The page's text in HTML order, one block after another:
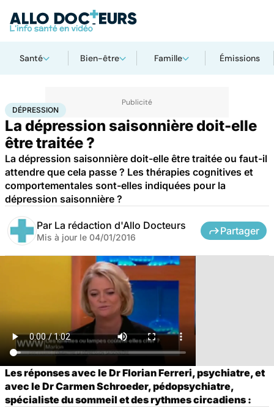
Santé Bien-être Famille Émissions
AccueilSantéDépression
DÉPRESSION
La dépression saisonnière doit-elle
être traitée ?
La dépression saisonnière doit-elle être traitée ou faut-il
attendre que cela passe ? Les thérapies cognitives et
comportementales sont-elles indiquées pour la
dépression saisonnière ?
Par La rédaction d'Allo Docteurs
Mis à jour le 04/01/2016
Partager
Les réponses avec le Dr Florian Ferreri, psychiatre, et
avec le Dr Carmen Schroeder, pédopsychiatre,
spécialiste du sommeil et des rythmes circadiens :